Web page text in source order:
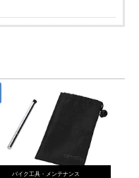
バイク工具・メンテナンス